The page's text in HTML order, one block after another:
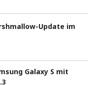
Update im
Galaxy S mit